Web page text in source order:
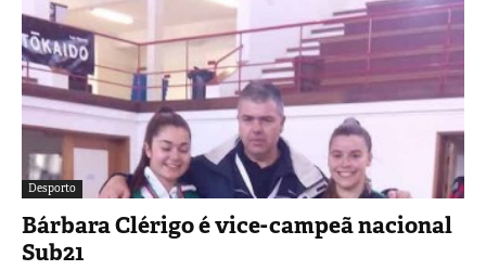
Desporto
Bárbara Clérigo é vice-campeã nacional
Sub21